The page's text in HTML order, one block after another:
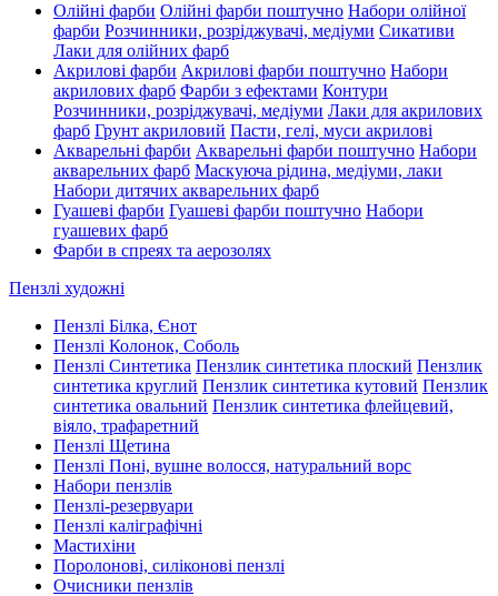
Олійні фарби Олійні фарби поштучно Набори олійної
фарби Розчинники, розріджувачі, медіуми Сикативи
Лаки для олійних фарб
Акрилові фарби Акрилові фарби поштучно Набори
акрилових фарб Фарби з ефектами Контури
Розчинники, розріджувачі, медіуми Лаки для акрилових
фарб Грунт акриловий Пасти, гелі, муси акрилові
Акварельні фарби Акварельні фарби поштучно Набори
акварельних фарб Маскуюча рідина, медіуми, лаки
Набори дитячих акварельних фарб
Гуашеві фарби Гуашеві фарби поштучно Набори
гуашевих фарб
Фарби в спреях та аерозолях
Пензлі художні
Пензлі Білка, Єнот
Пензлі Колонок, Соболь
Пензлі Синтетика Пензлик синтетика плоский Пензлик
синтетика круглий Пензлик синтетика кутовий Пензлик
синтетика овальний Пензлик синтетика флейцевий,
віяло, трафаретний
Пензлі Щетина
Пензлі Поні, вушне волосся, натуральний ворс
Набори пензлів
Пензлі-резервуари
Пензлі каліграфічні
Мастихіни
Поролонові, силіконові пензлі
Очисники пензлів